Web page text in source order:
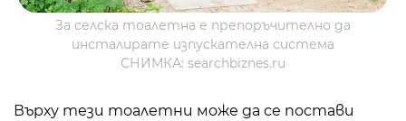
За селска тоалетна е препоръчително да
инсталирате изпускателна система
СНИМКА: searchbiznes.ru
Върху тези тоалетни може да се постави